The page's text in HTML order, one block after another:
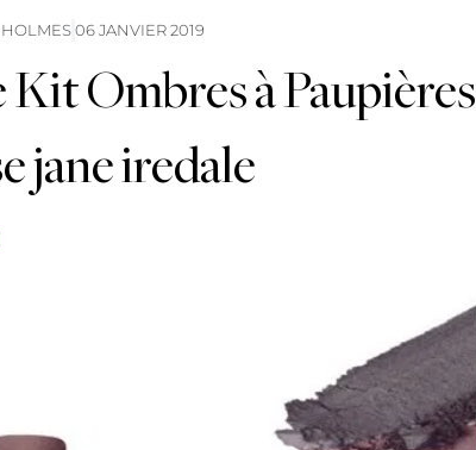
06 JANVIER 2019
Kit Ombres à Paupières
jane iredale